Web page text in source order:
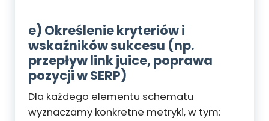
e) Określenie kryteriów i
wskaźników sukcesu (np.
przepływ link juice, poprawa
pozycji w SERP)
Dla każdego elementu schematu
wyznaczamy konkretne metryki, w tym: